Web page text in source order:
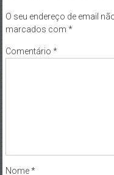
O seu endereço de email
marcados com *
Comentário *
Nome*